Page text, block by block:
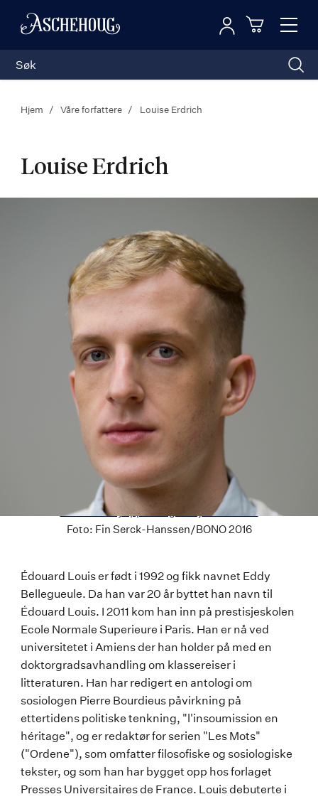
Toggle
Logg inn
Hjem Våre forfattere Louise Erdrich
Louise Erdrich
Last ned høyoppløselig versjon av bildet
Foto: Fin Serck-Hanssen/BONO 2016
Louise
Erdrich
Édouard Louis er født i 1992 og fikk navnet Eddy
Bellegueule. Da han var 20 år byttet han navn til
Édouard Louis. I 2011 kom han inn på prestisjeskolen
Ecole Normale Superieure i Paris. Han er nå ved
universitetet i Amiens der han holder på med en
doktorgradsavhandling om klassereiser i
litteraturen. Han har redigert en antologi om
sosiologen Pierre Bourdieus påvirkning på
ettertidens politiske tenkning, "l'insoumission en
héritage", og er redaktør for serien "Les Mots"
("Ordene"), som omfatter filosofiske og sosiologiske
tekster, og som han har bygget opp hos forlaget
Presses Universitaires de France. Louis debuterte i